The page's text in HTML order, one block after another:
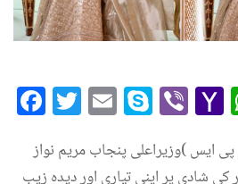
Facebook
Twitter
EmailSkype
ایس )وزیراعلی پنجاب مریم نواز
شادی پر اپنی تیاری اور دیدہ زیب